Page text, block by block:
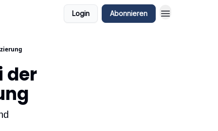
Login Abonnieren
der